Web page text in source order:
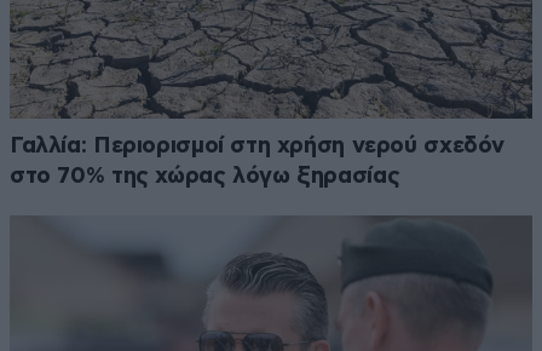
Γαλλία: Περιορισμοί στη χρήση νερού σχεδόν
στο 70% της χώρας λόγω ξηρασίας